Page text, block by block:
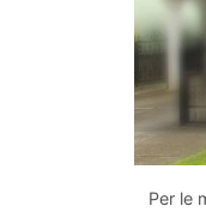
Per le